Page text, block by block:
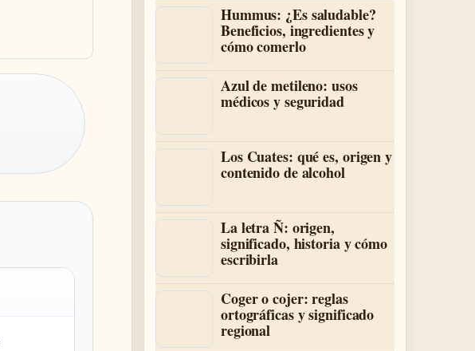
Hummus: ¿Es saludable?
Beneficios, ingredientes y
cómo comerlo
Azul de metileno: usos
médicos y seguridad
Los Cuates: qué es, origen y
contenido de alcohol
La letra Ñ: origen,
significado, historia y cómo
escribirla
Coger o cojer: reglas
ortográficas y significado
regional